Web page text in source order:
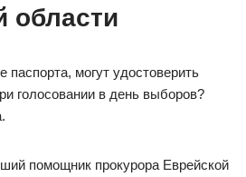
области
паспорта, могут удостоверить
голосовании в день выборов?
помощник прокурора Еврейской